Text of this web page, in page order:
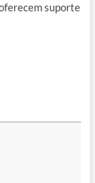
suporte